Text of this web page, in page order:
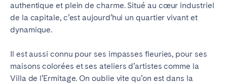
authentique et plein de charme. Situé au cœur industriel
de la capitale, c’est aujourd’hui un quartier vivant et
dynamique.
Il est aussi connu pour ses impasses fleuries, pour ses
maisons colorées et ses ateliers d’artistes comme la
Villa de l’Ermitage. On oublie vite qu’on est dans la